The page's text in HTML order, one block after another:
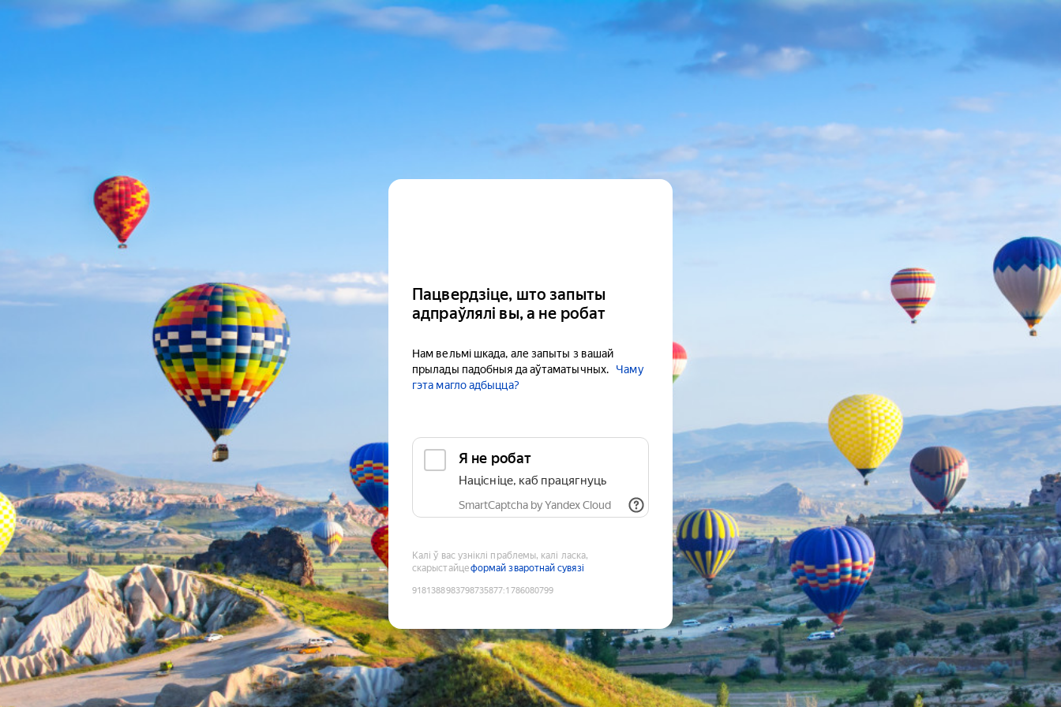
Пацвердзіце, што запыты
адпраўлялі вы, а не робат
Нам вельмі шкада, але запыты з вашай
прылады падобныя да аўтаматычных.
Чаму
гэта магло адбыцца?
Я не робат
Націсніце, каб працягнуць
SmartCaptcha by Yandex Cloud
Калі ў вас узніклі праблемы, калі ласка,
скарыстайцеформай зваротнай сувязі
9181388983798735877:1786080799